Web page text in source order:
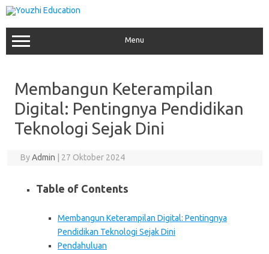
Skip
to
content
Menu
Membangun Keterampilan
Digital: Pentingnya Pendidikan
Teknologi Sejak Dini
ByAdmin 27 Oktober 2024
Table of Contents
Membangun Keterampilan Digital: Pentingnya
Pendidikan Teknologi Sejak Dini
Pendahuluan